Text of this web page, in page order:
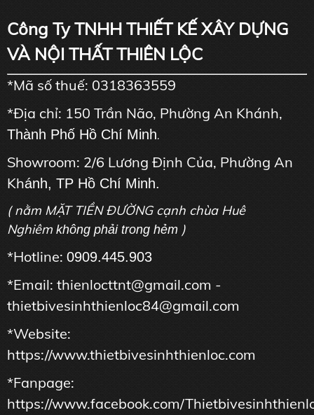
Công Ty TNHH THIẾT KẾ XÂY DỰNG
VÀ NỘI THẤT THIÊN LỘC
*Mã số thuế: 0318363559
*Địa chỉ: 150 Trần Não, Phường An Khánh,
Thành Phố Hồ Chí Minh.
Showroom: 2/6 Lương Định Của, Phường An
Khánh, TP Hồ Chí Minh.
( nằm MẶT TIỀN ĐƯỜNG cạnh chùa Huê
Nghiêm không phải trong hẻm )
*Hotline: 0909.445.903
*Email: thienlocttnt@gmail.com -
thietbivesinhthienloc84@gmail.com
*Website:
https://www.thietbivesinhthienloc.com
*Fanpage:
https://www.facebook.com/